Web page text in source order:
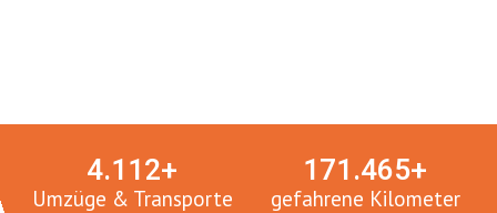
Umzüge & Transporte
4.112+
gefahrene Kilometer
171.465+